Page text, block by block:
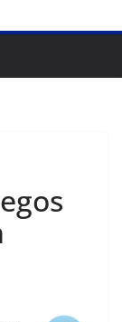
en su